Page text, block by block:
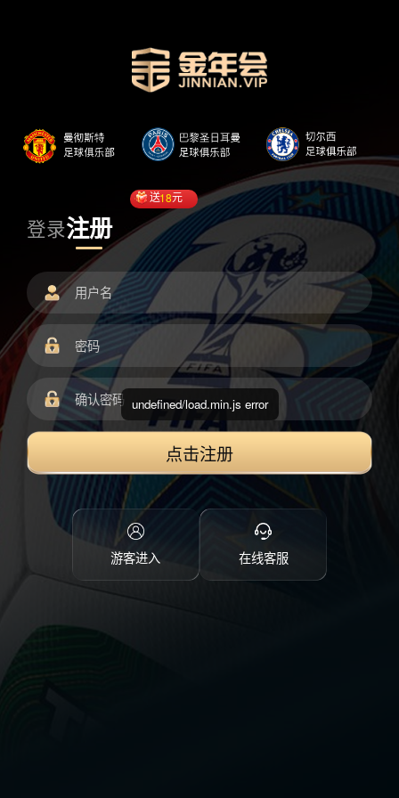
登录注册
送18元
点击注册
游客进入 在线客服
undefined/load.min.js error